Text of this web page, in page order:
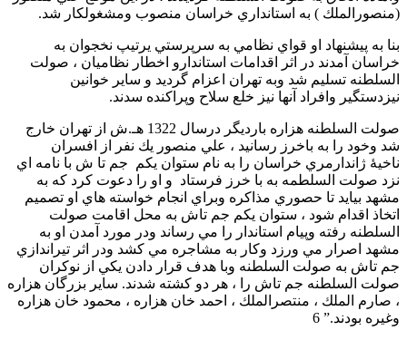
(منصورالملك ) به استانداري خراسان منصوب ومشغولكار شد.
بنا به پيشنهاد او قواي نظامي به سرپرستي يرتيپ نخجوان به
خراسان آمدند در اثر اقدامات استاندارو اخطار نظاميان ، صولت
السلطنه تسليم شد وبه تهران اعزام گرديد و ساير خوانين
نيزدستگير وافراد آنها نيز خلع سلاح وپراكنده سدند.
صولت السلطنه هزاره بارديگر درسال 1322 هـ.ش از تهران خارج
شد وخود را به باخرز رسانيد ، علي منصور يك نفر از افسران
ناخيۀ ژاندارمري خراسان را به نام ستوان يكم جم تا ش با نامه اي
نزد صولت السلطمه به با خرز فرستاد و او را دعوت كرد كه به
مشهد بيايد تا حصوري مذاكره وبراي انجام خواسته هاي او تصميم
اتخاذ اقدام شود ، ستوان يكم جم تاش به محل اقامت صولت
السلطنه رفته وپيام استاندار را مي رساند ودر مورد آمدن او به
مشهد اصرار مي ورزد وكار به مشاجره مي كشد ودر اثر تيراندازي
جم تاش به صولت السلطنه وبا هدف قرار دادن يكي از نوكران
صولت السلطنه جم تاش را ، هر دو كشته شدند. ساير بزرگان هزاره
، صارم الملك ، منتصرالملك ، احمد خان هزاره ، محمود خان هزاره
وغيره بودند.” 6